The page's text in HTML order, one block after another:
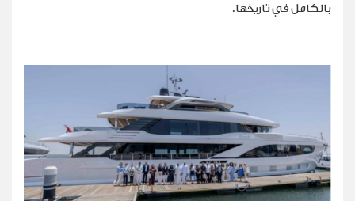
بالكامل في تاريخها.